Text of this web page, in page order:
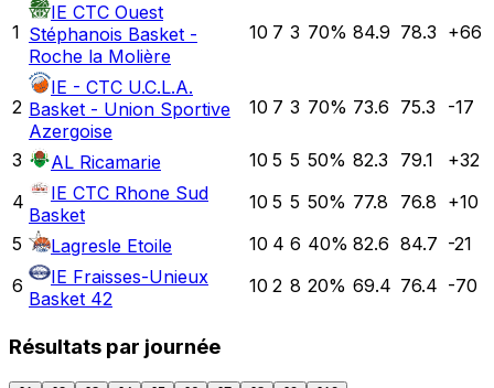
1
IE CTC Ouest
Stéphanois Basket -
Roche la Molière
10 7 3 70% 84.9 78.3 +66
2
IE - CTC U.C.L.A.
Basket - Union Sportive
Azergoise
10 7 3 70% 73.6 75.3 -17
3 AL Ricamarie 10 5 5 50% 82.3 79.1 +32
4
IE CTC Rhone Sud
Basket
10 5 5 50% 77.8 76.8 +10
5
Lagresle Etoile 10 4 6 40% 82.6 84.7 -21
6
IE Fraisses-Unieux
Basket 42
10 2 8 20% 69.4 76.4 -70
Résultats par journée